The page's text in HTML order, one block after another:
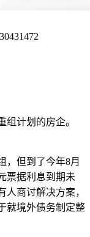
计划的房企。
，但到了今年8月
票据利息到期未
商讨解决方案，
就境外债务制定整